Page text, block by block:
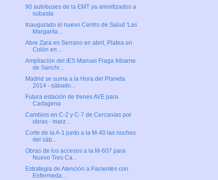
90 autobuses de la EMT ya amortizados a
subasta
Inaugurado el nuevo Centro de Salud 'Las
Margarita...
Abre Zara en Serrano en abril, Platea en
Colón en ...
Ampliación del IES Manuel Fraga Iribarne
de Sanchi...
Madrid se suma a la Hora del Planeta
2014 - sábado...
Futura estación de trenes AVE para
Cartagena
Cambios en C-2 y C-7 de Cercanías por
obras - marz...
Corte de la A-1 junto a la M-40 las noches
del sáb...
Obras de los accesos a la M-607 para
Nuevo Tres Ca...
Estrategia de Atención a Pacientes con
Enfermeda...